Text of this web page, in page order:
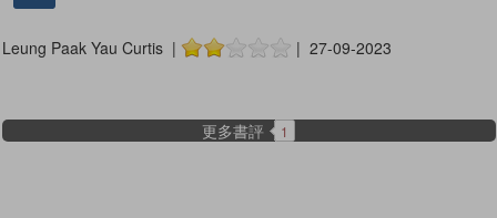
Leung Paak Yau Curtis | | 27-09-2023
更多書評 1